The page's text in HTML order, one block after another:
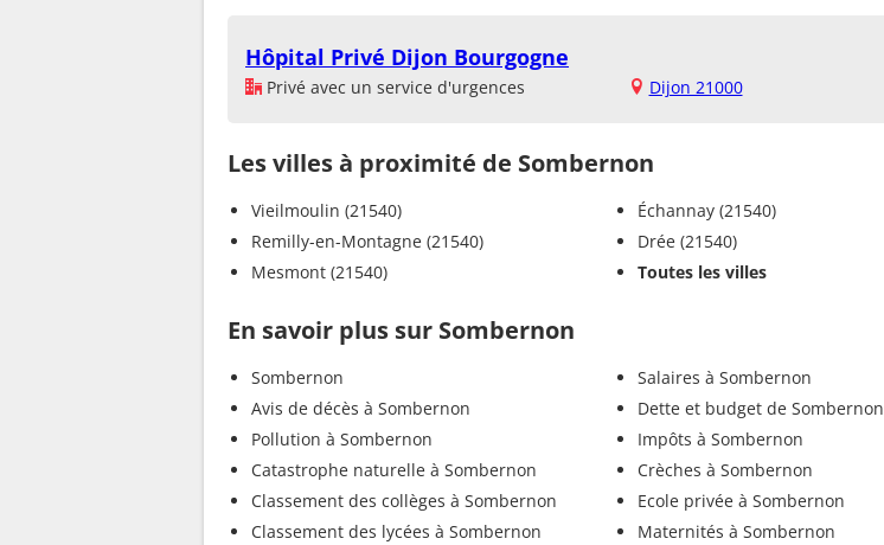
Hôpital Privé Dijon Bourgogne
Privé avec un service d'urgences Dijon 21000
Les villes à proximité de Sombernon
Vieilmoulin (21540)
Remilly-en-Montagne (21540)
Mesmont (21540)
Échannay (21540)
Drée (21540)
Toutes les villes
En savoir plus sur Sombernon
Sombernon
Avis de décès à Sombernon
Pollution à Sombernon
Catastrophe naturelle à Sombernon
Classement des collèges à Sombernon
Classement des lycées à Sombernon
Salaires à Sombernon
Dette et budget de Sombernon
Impôts à Sombernon
Crèches à Sombernon
Ecole privée à Sombernon
Maternités à Sombernon